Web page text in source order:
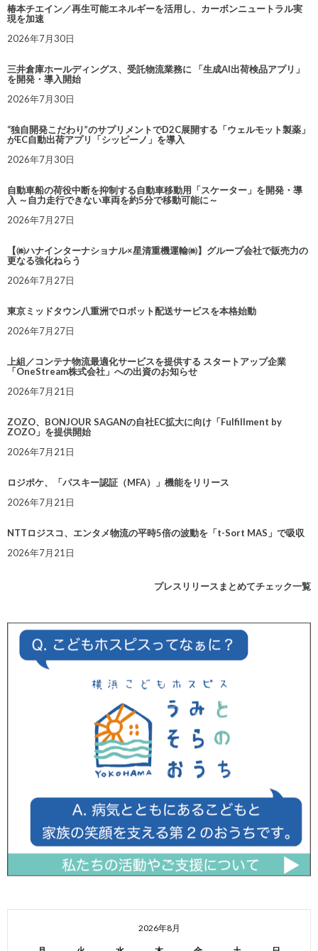
椿本チエイン／再生可能エネルギーを活用し、カーボンニュートラル実
現を加速
2026年7月30日
三井倉庫ホールディングス、受託物流業務に 「生成AI出荷検品アプリ」
を開発・導入開始
2026年7月30日
“独自開発こだわり”のサプリメントでD2C展開する「ウェルモット製薬」
がEC自動出荷アプリ「シッピーノ」を導入
2026年7月30日
自動車船の荷役中断を抑制する自動車移動用「スケーター」を開発・導
入 ～自力走行できない車両を約5分で移動可能に～
2026年7月27日
【㈱ハナインターナショナル×星清重機運輸㈱】グループ会社で販売力の
更なる強化ねらう
2026年7月27日
東京ミッドタウン八重洲でロボット配送サービスを本格始動
2026年7月27日
上組／コンテナ物流最適化サービスを提供する スタートアップ企業
「OneStream株式会社」への出資のお知らせ
2026年7月21日
ZOZO、BONJOUR SAGANの自社EC拡大に向け「Fulfillment by
ZOZO」を提供開始
2026年7月21日
ロジポケ、「パスキー認証（MFA）」機能をリリース
2026年7月21日
NTTロジスコ、エンタメ物流の平時5倍の波動を「t-Sort MAS」で吸収
2026年7月21日
プレスリリースまとめてチェック一覧
2026年8月